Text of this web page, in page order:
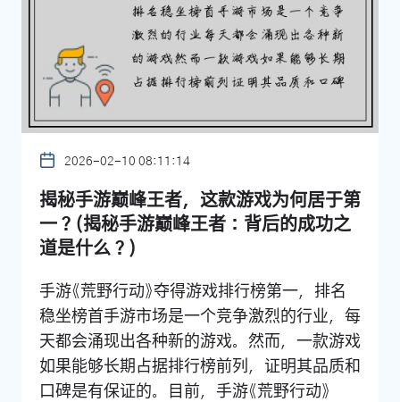
2026-02-10 08:11:14
揭秘手游巅峰王者，这款游戏为何居于第
一？(揭秘手游巅峰王者：背后的成功之
道是什么？)
手游《荒野行动》夺得游戏排行榜第一，排名
稳坐榜首手游市场是一个竞争激烈的行业，每
天都会涌现出各种新的游戏。然而，一款游戏
如果能够长期占据排行榜前列，证明其品质和
口碑是有保证的。目前，手游《荒野行动》